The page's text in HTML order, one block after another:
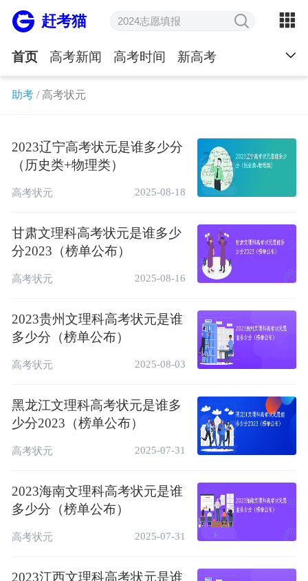
赶考猫
首页 高考新闻 高考时间 新高考
大学排名 院校口碑
大学学费 院校地址 专业排名 院校专业
王牌专业 录取分数线 高考分数线
志愿填报答疑 招生计划 招生简章
高考录取 考生心理
高考状元 院校对比 专业对比 院校排名
助考 / 高考状元
2023辽宁高考状元是谁多少分
（历史类+物理类）
高考状元 2025-08-18
甘肃文理科高考状元是谁多少
分2023（榜单公布）
高考状元 2025-08-16
2023贵州文理科高考状元是谁
多少分（榜单公布）
高考状元 2025-08-03
黑龙江文理科高考状元是谁多
少分2023（榜单公布）
高考状元 2025-07-31
2023海南文理科高考状元是谁
多少分（榜单公布）
高考状元 2025-07-31
2023江西文理科高考状元是谁